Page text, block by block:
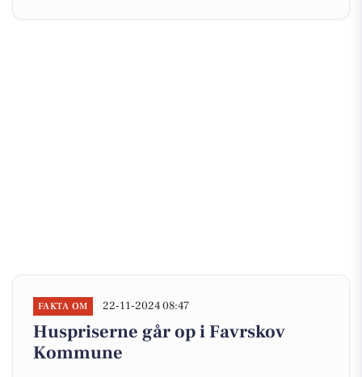
FAKTA OM 22-11-2024 08:47
Huspriserne går op i Favrskov
Kommune